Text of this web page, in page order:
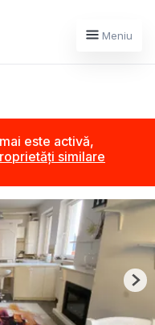
Meniu
este activă,
similare